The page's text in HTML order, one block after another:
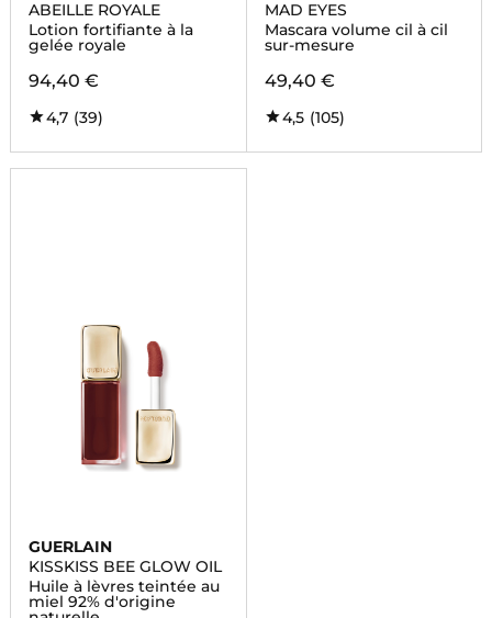
ABEILLE ROYALE
Lotion fortifiante à la
gelée royale
94,40 €
4,7 (39)
MAD EYES
Mascara volume cil à cil
sur-mesure
49,40 €
4,5 (105)
GUERLAIN
KISSKISS BEE GLOW OIL
Huile à lèvres teintée au
miel 92% d'origine